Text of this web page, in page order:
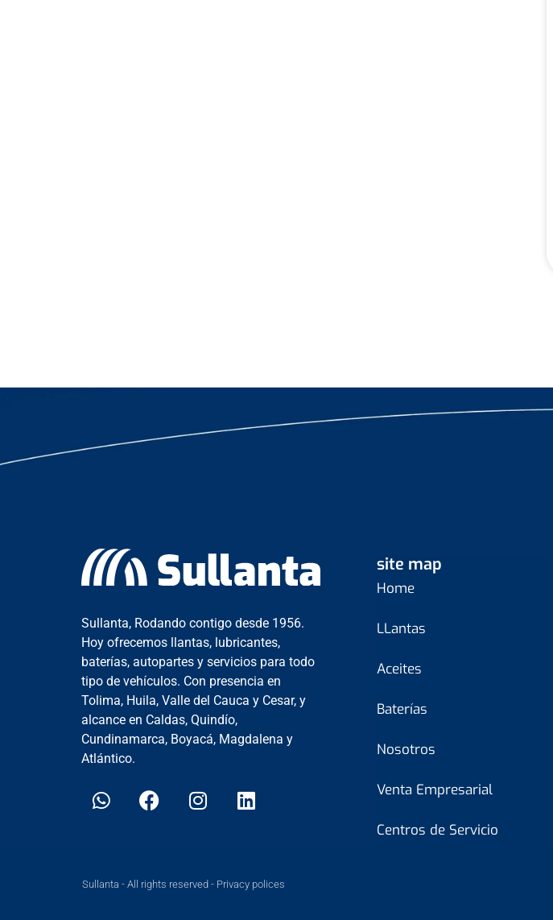
Sullanta, Rodando contigo desde 1956.
Hoy ofrecemos llantas, lubricantes,
baterías, autopartes y servicios para todo
tipo de vehículos. Con presencia en
Tolima, Huila, Valle del Cauca y Cesar, y
alcance en Caldas, Quindío,
Cundinamarca, Boyacá, Magdalena y
Atlántico.
site map
Home
LLantas
Aceites
Baterías
Nosotros
Venta Empresarial
Centros de Servicio
Sullanta - All rights reserved - Privacy polices